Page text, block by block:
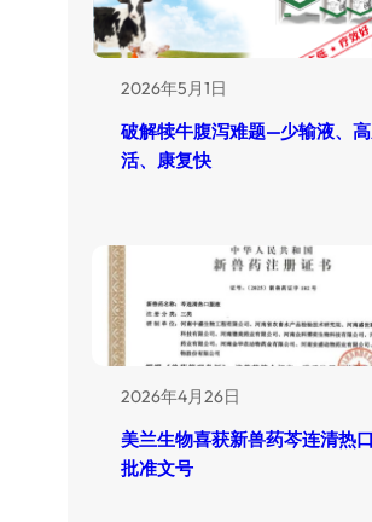
2026年5月1日
破解犊牛腹泻难题—少输液、
活、康复快
2026年4月26日
美兰生物喜获新兽药芩连清热
批准文号